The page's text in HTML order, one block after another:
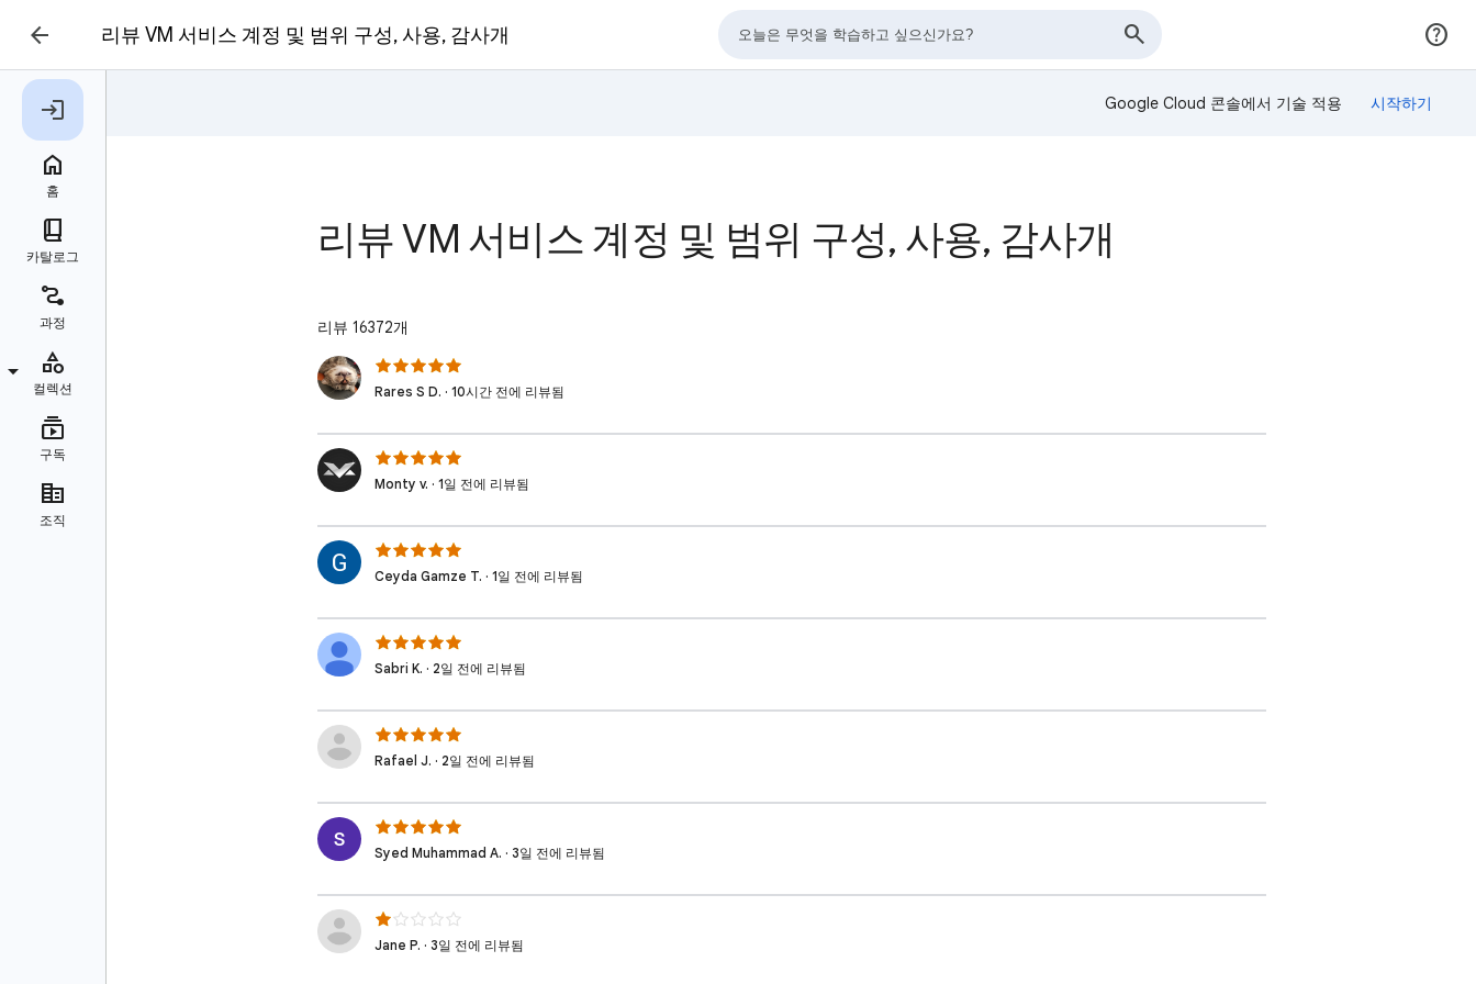
리뷰 VM 서비스 계정 및 범위 구성, 사용, 감사개
Google Cloud 콘솔에서 기술 적용
리뷰 VM 서비스 계정 및 범위 구성, 사용, 감사개
리뷰 16372개
Rares S D. · 10시간 전에 리뷰됨
Monty v. · 1일 전에 리뷰됨
Ceyda Gamze T. · 1일 전에 리뷰됨
Sabri K. · 2일 전에 리뷰됨
Rafael J. · 2일 전에 리뷰됨
Syed Muhammad A. · 3일 전에 리뷰됨
Jane P. · 3일 전에 리뷰됨